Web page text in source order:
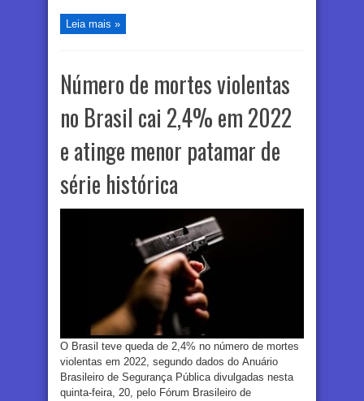
Leia mais »
Número de mortes violentas
no Brasil cai 2,4% em 2022
e atinge menor patamar de
série histórica
O Brasil teve queda de 2,4% no número de mortes
violentas em 2022, segundo dados do Anuário
Brasileiro de Segurança Pública divulgadas nesta
quinta-feira, 20, pelo Fórum Brasileiro de